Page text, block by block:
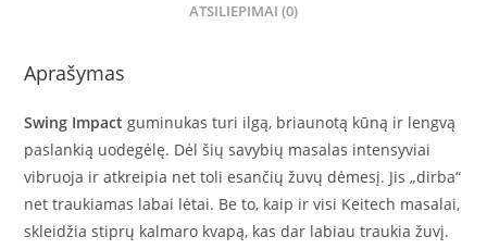
ATSILIEPIMAI (0)
Aprašymas
Swing Impact guminukas turi ilgą, briaunotą kūną ir lengvą
paslankią uodegėlę. Dėl šių savybių masalas intensyviai
vibruoja ir atkreipia net toli esančių žuvų dėmesį. Jis „dirba“
net traukiamas labai lėtai. Be to, kaip ir visi Keitech masalai,
skleidžia stiprų kalmaro kvapą, kas dar labiau traukia žuvį.